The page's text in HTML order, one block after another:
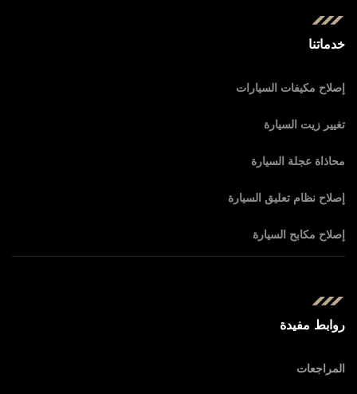
خدماتنا
إصلاح مكيفات السيارات
تغيير زيت السيارة
محاذاة عجلة السيارة
إصلاح نظام تعليق السيارة
إصلاح مكابح السيارة
روابط مفيدة
المراجعات